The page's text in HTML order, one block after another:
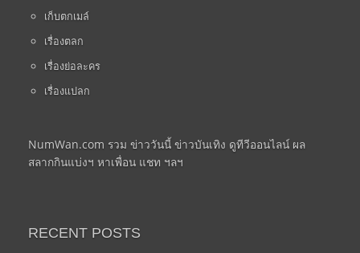
เก็บตกเมล์
เรื่องตลก
เรื่องย่อละคร
เรื่องแปลก
NumWan.com รวม ข่าววันนี้ ข่าวบันเทิง ดูทีวีออนไลน์ ผล
สลากกินแบ่งฯ หาเพื่อน แชท ฯลฯ
RECENT POSTS